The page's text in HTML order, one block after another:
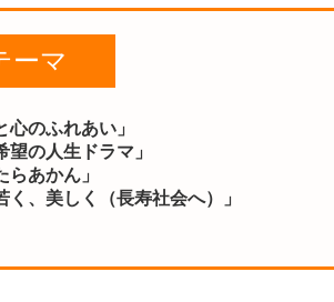
ーマ
心のふれあい」
望の人生ドラマ」
らあかん」
く、美しく（長寿社会へ）」